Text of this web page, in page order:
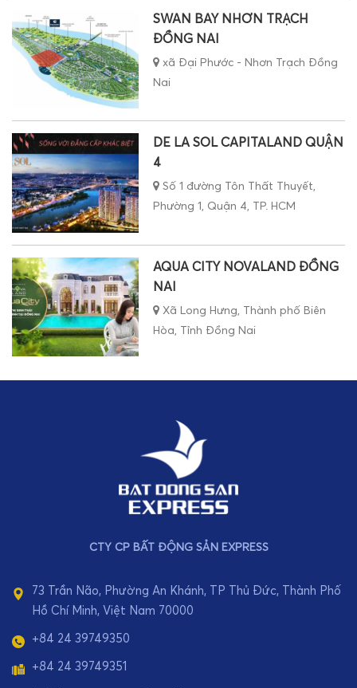
SWAN BAY NHƠN TRẠCH
ĐỒNG NAI
xã Đại Phước - Nhơn Trạch Đồng
Nai
DE LA SOL CAPITALAND QUẬN
4
Số 1 đường Tôn Thất Thuyết,
Phường 1, Quận 4, TP. HCM
AQUA CITY NOVALAND ĐỒNG
NAI
Xã Long Hưng, Thành phố Biên
Hòa, Tỉnh Đồng Nai
CTY CP BẤT ĐỘNG SẢN EXPRESS
73 Trần Não, Phường An Khánh, TP Thủ Đức, Thành Phố
Hồ Chí Minh, Việt Nam 70000
+84 24 39749350
+84 24 39749351